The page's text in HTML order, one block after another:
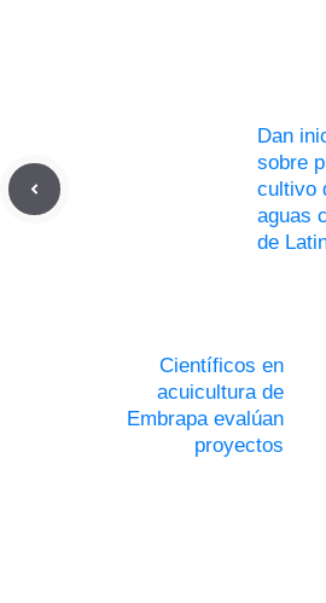
Dan
sobre
cultivo
aguas
de
Científicos en
acuicultura de
Embrapa evalúan
proyectos